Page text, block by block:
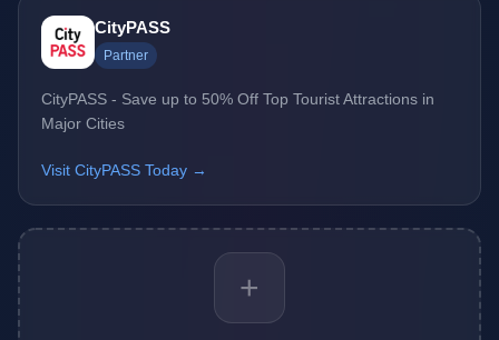
CityPASS
Partner
CityPASS - Save up to 50% Off Top Tourist Attractions in
Major Cities
Visit CityPASS Today →
+